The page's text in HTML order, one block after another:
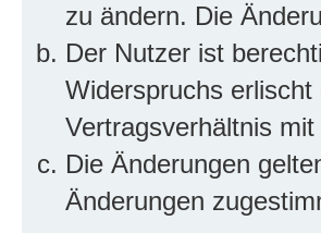
zu ändern. Die
Der Nutzer ist
Widerspruchs
Vertragsverhältnis
Die Änderungen
Änderungen